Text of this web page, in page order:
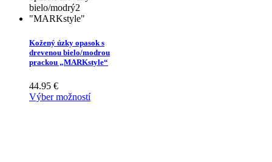
Kožený úzky opasok s
drevenou bielo/modrou
prackou „MARKstyle“
44.95 €
Výber možností